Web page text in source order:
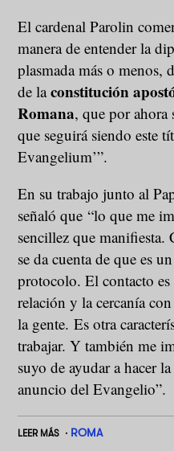
El cardenal Parolin
manera de entender la
plasmada más o menos,
de laconstitución
Romana, que por ahora
que seguirá siendo este
Evangelium’”.
En su trabajo junto al
señaló que “lo que me
sencillez que manifiesta.
se da cuenta de que es
protocolo. El contacto
relación y la cercanía
la gente. Es otra
trabajar. Y también me
suyo de ayudar a hacer
anuncio del Evangelio”.
LEER MÁS ROMA